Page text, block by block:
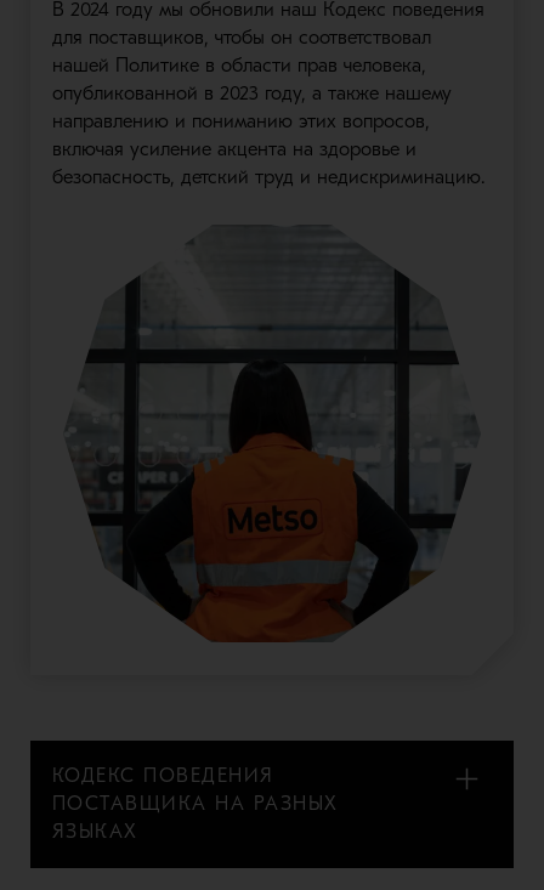
В 2024 году мы обновили наш Кодекс поведения
для поставщиков, чтобы он соответствовал
нашей Политике в области прав человека,
опубликованной в 2023 году, а также нашему
направлению и пониманию этих вопросов,
включая усиление акцента на здоровье и
безопасность, детский труд и недискриминацию.
КОДЕКС ПОВЕДЕНИЯ
ПОСТАВЩИКА НА РАЗНЫХ
ЯЗЫКАХ